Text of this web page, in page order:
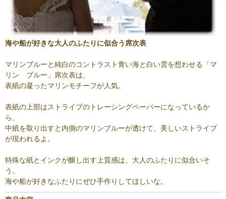
海や船が好きな大人のふたりに似合う席次表
マリンブルーと純白のコントラスト青い海と白い雲を想わせる「マ
リン ブルー」席次表は、
表紙の凝ったマリンモチーフが人気。
表紙の上部はストライプのトレーシングペーパーになっているか
ら、
中紙を取り出すと内側のマリンブルーが透けて、美しいストライプ
が現われるよ。
特殊な紙とインクが醸し出す上質感は、大人のふたりに似合いそ
う。
海や船が好きなふたりにぜひ手作りしてほしいな。